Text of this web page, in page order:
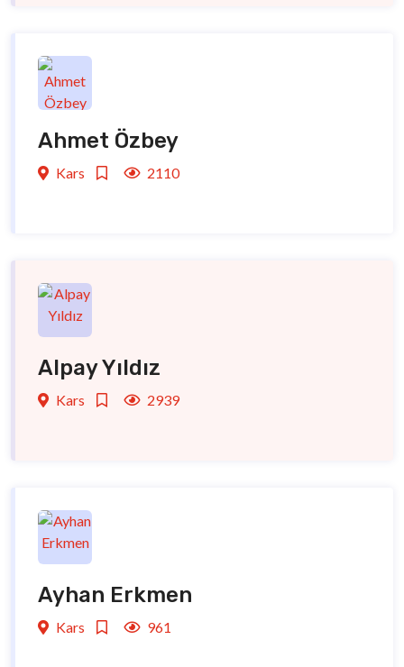
Ahmet Özbey
Kars 2110
Alpay Yıldız
Kars 2939
Ayhan Erkmen
Kars 961